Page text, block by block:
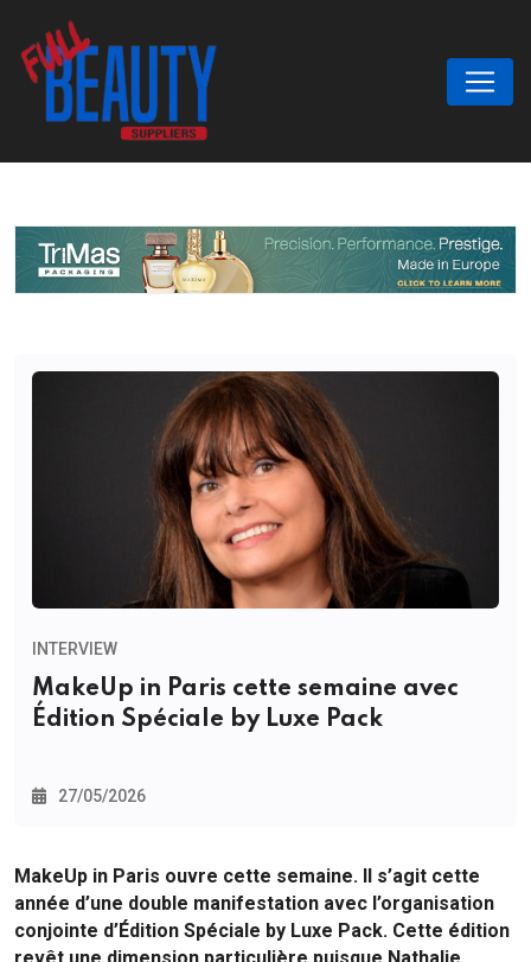
INTERVIEW
MakeUp in Paris cette semaine avec
Édition Spéciale by Luxe Pack
27/05/2026
MakeUp in Paris ouvre cette semaine. Il s’agit cette
année d’une double manifestation avec l’organisation
conjointe d’Édition Spéciale by Luxe Pack. Cette édition